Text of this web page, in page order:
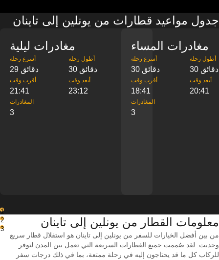
جدول مواعيد قطارات من يونلين إلى تاينان
مغادرات ليلية
‎أسرع رحلة
29 دقائق
‎أطول رحلة
30 دقائق
‎أقرب وقت
21:41
‎أبعد وقت
23:12
‎المغادرات
3
مغادرات المساء
‎أسرع رحلة
30 دقائق
‎أطول رحلة
30 دقائق
‎أقرب وقت
18:41
‎أبعد وقت
20:41
‎المغادرات
3
1
2
3
معلومات القطار من ‎يونلين إلى ‎تاينان
من بين أفضل الخيارات للسفر من يونلين إلى تاينان هو استقلال قطار سريع
وحديث. لقد صُممت جميع القطارات السريعة التي تعمل بين المدن لتوفر
للركاب كل ما قد يحتاجون إليه في رحلة ممتعة، بما في ذلك درجات سفر